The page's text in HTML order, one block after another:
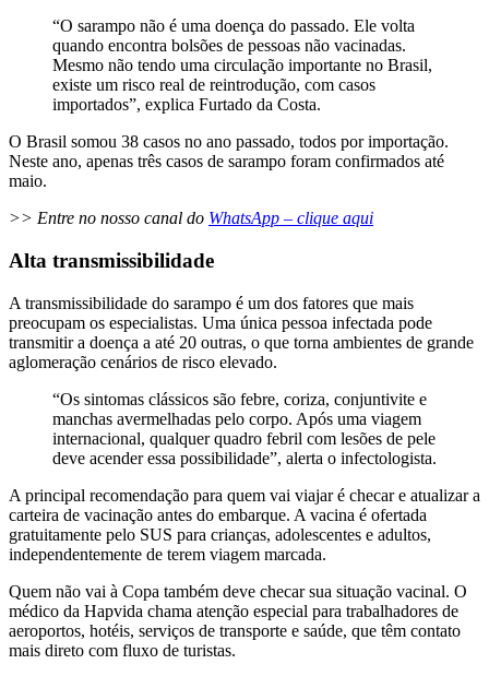
“O sarampo não é uma doença do passado. Ele volta
quando encontra bolsões de pessoas não vacinadas.
Mesmo não tendo uma circulação importante no Brasil,
existe um risco real de reintrodução, com casos
importados”, explica Furtado da Costa.
O Brasil somou 38 casos no ano passado, todos por importação.
Neste ano, apenas três casos de sarampo foram confirmados até
maio.
>> Entre no nosso canal do WhatsApp – clique aqui
Alta transmissibilidade
A transmissibilidade do sarampo é um dos fatores que mais
preocupam os especialistas. Uma única pessoa infectada pode
transmitir a doença a até 20 outras, o que torna ambientes de grande
aglomeração cenários de risco elevado.
“Os sintomas clássicos são febre, coriza, conjuntivite e
manchas avermelhadas pelo corpo. Após uma viagem
internacional, qualquer quadro febril com lesões de pele
deve acender essa possibilidade”, alerta o infectologista.
A principal recomendação para quem vai viajar é checar e atualizar a
carteira de vacinação antes do embarque. A vacina é ofertada
gratuitamente pelo SUS para crianças, adolescentes e adultos,
independentemente de terem viagem marcada.
Quem não vai à Copa também deve checar sua situação vacinal. O
médico da Hapvida chama atenção especial para trabalhadores de
aeroportos, hotéis, serviços de transporte e saúde, que têm contato
mais direto com fluxo de turistas.